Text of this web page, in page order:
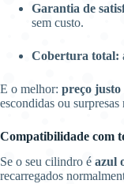
Garantia de
sem custo.
Cobertura total:
E o melhor: preço
escondidas ou surpresas
Compatibilidade com
Se o seu cilindro é azul
recarregados